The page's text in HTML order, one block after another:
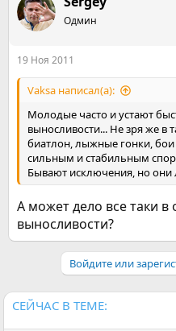
Одмин
19 Ноя 2011
Vaksa написал(а):
Молодые часто и устают
выносливости... Не зря же в
биатлон, лыжные гонки,
сильным и стабильным
Бывают исключения, но
А может дело все таки в
выносливости?
Войдите или
СЕЙЧАС В ТЕМЕ: